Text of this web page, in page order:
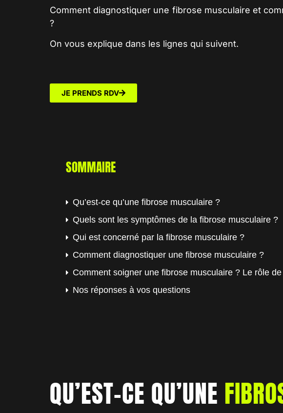
Comment diagnostiquer une fibrose musculaire et
?
On vous explique dans les lignes qui suivent.
JE PRENDS RDV
SOMMAIRE
Qu’est-ce qu’une fibrose musculaire ?
Quels sont les symptômes de la fibrose musculaire ?
Qui est concerné par la fibrose musculaire ?
Comment diagnostiquer une fibrose musculaire ?
Comment soigner une fibrose musculaire ? Le rôle
Nos réponses à vos questions
QU’EST-CE QU’UNE